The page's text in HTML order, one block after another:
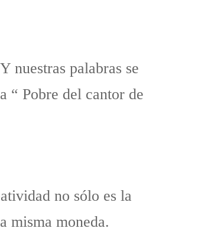
nuestras palabras se
“ Pobre del cantor de
no sólo es la
misma moneda.